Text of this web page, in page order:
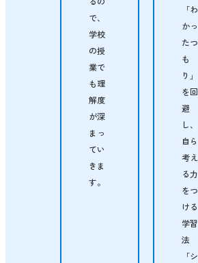
で、
学校
の授
業で
も理
解度
が深
まっ
てい
きま
す。
「わ
かっ
たつ
も
り」
を回
避
し、
自ら
考え
る力
をつ
ける
学習
法
「シ